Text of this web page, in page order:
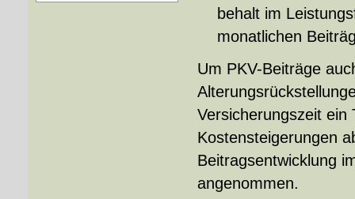
behalt im
monatlichen
Um PKV-Beiträge
Versicherungszeit ein
Kostensteigerungen
Beitragsentwicklung
angenommen.